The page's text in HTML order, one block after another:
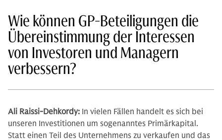
Wie können GP-Beteiligungen die
Übereinstimmung der Interessen
von Investoren und Managern
verbessern?
Ali Raissi-Dehkordy: In vielen Fällen handelt es sich bei
unseren Investitionen um sogenanntes Primärkapital.
Statt einen Teil des Unternehmens zu verkaufen und das